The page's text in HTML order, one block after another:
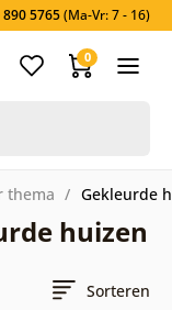
890 5765(Ma-Vr: 7 - 16)
0
thema Gekleurde
huizen
Sorteren